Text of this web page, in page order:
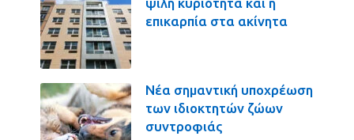
επικαρπία στα ακίνητα
Νέα σημαντική υποχρέωση
των ιδιοκτητών ζώων
συντροφιάς